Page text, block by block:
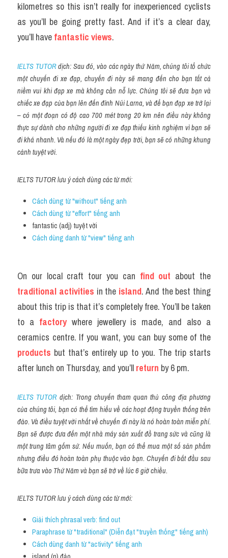
kilometres so this isn’t really for inexperienced cyclists
as you’ll be going pretty fast. And if it’s a clear day,
you’ll have fantastic views.
IELTS TUTOR dịch: Sau đó, vào các ngày thứ Năm, chúng tôi tổ chức
một chuyến đi xe đạp, chuyến đi này sẽ mang đến cho bạn tất cả
niềm vui khi đạp xe mà không cần nỗ lực. Chúng tôi sẽ đưa bạn và
chiếc xe đạp của bạn lên đến đỉnh Núi Larna, và để bạn đạp xe trở lại
– có một đoạn có độ cao 700 mét trong 20 km nên điều này không
thực sự dành cho những người đi xe đạp thiếu kinh nghiệm vì bạn sẽ
đi khá nhanh. Và nếu đó là một ngày đẹp trời, bạn sẽ có những khung
cảnh tuyệt vời.
IELTS TUTOR lưu ý cách dùng các từ mới:
Cách dùng từ "without" tiếng anh
Cách dùng từ "effort" tiếng anh
fantastic (adj) tuyệt vời
Cách dùng danh từ "view" tiếng anh
On our local craft tour you can find out
traditional activities in the island. And the best thing
about this trip is that it’s completely free. You’ll be taken
to a factory where jewellery is made, and also a
products but that’s entirely up to you. The trip starts
after lunch on Thursday, and you’ll return by 6 pm.
IELTS TUTOR dịch: Trong chuyến tham quan thủ công địa phương
của chúng tôi, bạn có thể tìm hiểu về các hoạt động truyền thống trên
đảo. Và điều tuyệt vời nhất về chuyến đi này là nó hoàn toàn miễn phí.
Bạn sẽ được đưa đến một nhà máy sản xuất đồ trang sức và cũng là
một trung tâm gốm sứ. Nếu muốn, bạn có thể mua một số sản phẩm
nhưng điều đó hoàn toàn phụ thuộc vào bạn. Chuyến đi bắt đầu sau
bữa trưa vào Thứ Năm và bạn sẽ trở về lúc 6 giờ chiều.
IELTS TUTOR lưu ý cách dùng các từ mới:
Giải thích phrasal verb: find out
Paraphrase từ "traditional" (Diễn đạt "truyền thống" tiếng anh)
Cách dùng danh từ "activity" tiếng anh